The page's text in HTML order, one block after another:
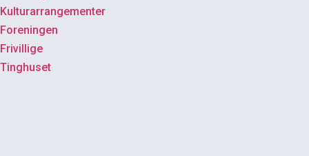
Kulturarrangementer
Foreningen
Frivillige
Tinghuset